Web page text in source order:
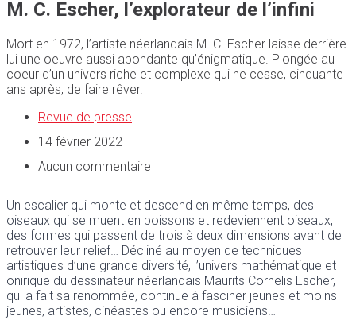
M. C. Escher, l’explorateur de l’infini
Mort en 1972, l’artiste néerlandais M. C. Escher laisse derrière
lui une oeuvre aussi abondante qu’énigmatique. Plongée au
coeur d’un univers riche et complexe qui ne cesse, cinquante
ans après, de faire rêver.
Revue de presse
14 février 2022
Aucun commentaire
Un escalier qui monte et descend en même temps, des
oiseaux qui se muent en poissons et redeviennent oiseaux,
des formes qui passent de trois à deux dimensions avant de
retrouver leur relief… Décliné au moyen de techniques
artistiques d’une grande diversité, l’univers mathématique et
onirique du dessinateur néerlandais Maurits Cornelis Escher,
qui a fait sa renommée, continue à fasciner jeunes et moins
jeunes, artistes, cinéastes ou encore musiciens…